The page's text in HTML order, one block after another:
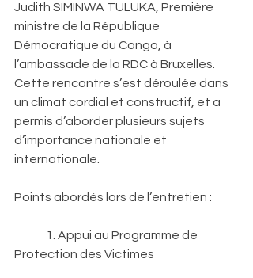
Judith SIMINWA TULUKA, Première
ministre de la République
Démocratique du Congo, à
l’ambassade de la RDC à Bruxelles.
Cette rencontre s’est déroulée dans
un climat cordial et constructif, et a
permis d’aborder plusieurs sujets
d’importance nationale et
internationale.
Points abordés lors de l’entretien :
Protection des Victimes